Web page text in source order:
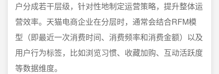
户分成若干层级，针对性地制定运营策略，提升整体运
营效率。天猫电商企业在分层时，通常会结合RFM模
型（即最近一次消费时间、消费频率和消费金额）以及
用户行为标签，比如浏览习惯、收藏加购、互动活跃度
等数据维度。